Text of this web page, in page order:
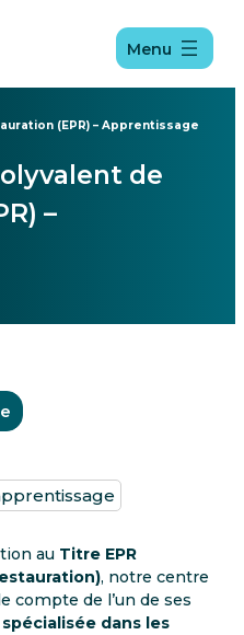
Menu
(EPR) – Apprentissage
de
–
au Titre EPR
, notre centre
compte de l’un de ses
dans les